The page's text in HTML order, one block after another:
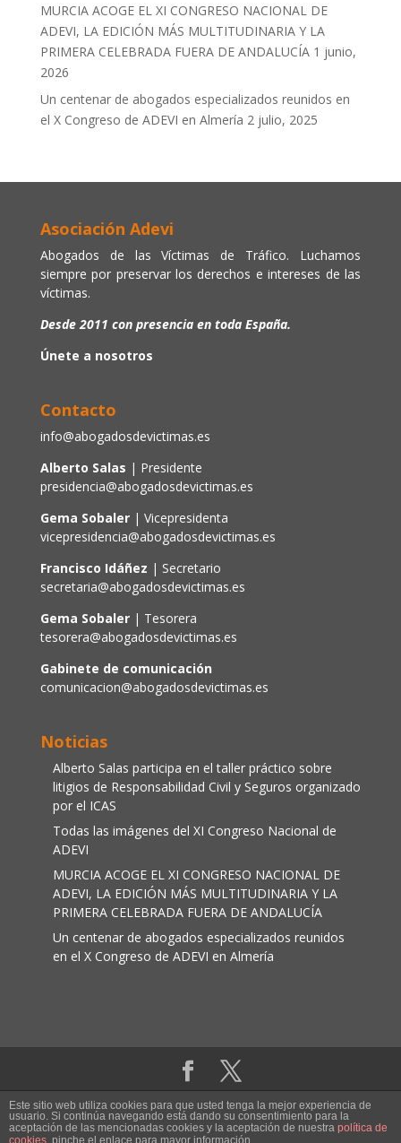
MURCIA ACOGE EL XI CONGRESO NACIONAL DE
ADEVI, LA EDICIÓN MÁS MULTITUDINARIA Y LA
PRIMERA CELEBRADA FUERA DE ANDALUCÍA 1 junio,
2026
Un centenar de abogados especializados reunidos en
el X Congreso de ADEVI en Almería 2 julio, 2025
Asociación Adevi
Abogados de las Víctimas de Tráfico. Luchamos
siempre por preservar los derechos e intereses de las
víctimas.
Desde 2011 con presencia en toda España.
Únete a nosotros
Contacto
info@abogadosdevictimas.es
Alberto Salas | Presidente
presidencia@abogadosdevictimas.es
Gema Sobaler | Vicepresidenta
vicepresidencia@abogadosdevictimas.es
Francisco Idáñez | Secretario
secretaria@abogadosdevictimas.es
Gema Sobaler| Tesorera
tesorera@abogadosdevictimas.es
Gabinete de comunicación
comunicacion@abogadosdevictimas.es
Noticias
Alberto Salas participa en el taller práctico sobre
litigios de Responsabilidad Civil y Seguros organizado
por el ICAS
Todas las imágenes del XI Congreso Nacional de
ADEVI
MURCIA ACOGE EL XI CONGRESO NACIONAL DE
ADEVI, LA EDICIÓN MÁS MULTITUDINARIA Y LA
PRIMERA CELEBRADA FUERA DE ANDALUCÍA
Un centenar de abogados especializados reunidos
en el X Congreso de ADEVI en Almería
Aviso legal|Política de cookies
Este sitio web utiliza cookies para que usted tenga la mejor experiencia de
usuario. Si continúa navegando está dando su consentimiento para la
aceptación de las mencionadas cookies y la aceptación de nuestra política de
cookies , pinche el enlace para mayor información.